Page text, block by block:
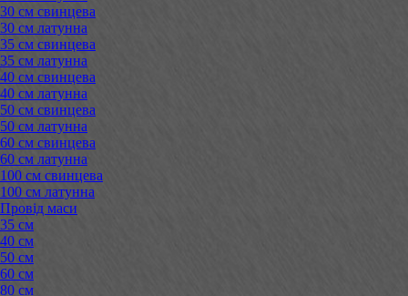
30 см свинцева
30 см латунна
35 см свинцева
35 см латунна
40 см свинцева
40 см латунна
50 см свинцева
50 см латунна
60 см свинцева
60 см латунна
100 см свинцева
100 см латунна
Провід маси
35 см
40 см
50 см
60 см
80 см